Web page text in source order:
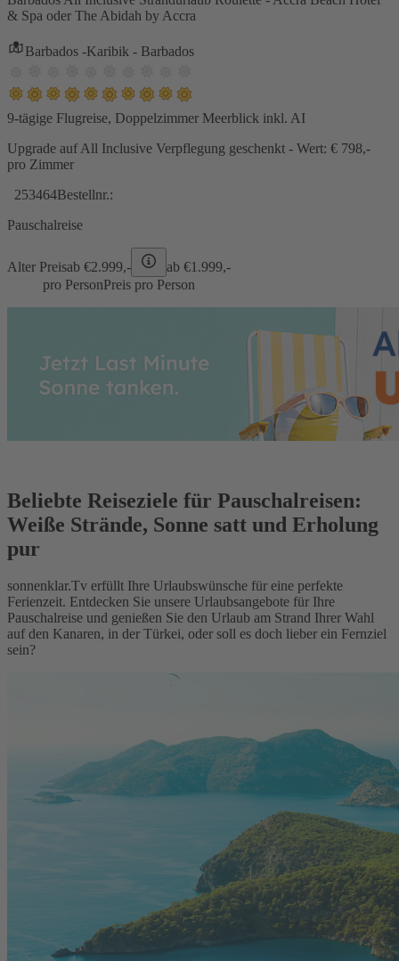
& Spa oder The Abidah by Accra
Barbados -Karibik - Barbados
9-tägige Flugreise, Doppelzimmer Meerblick inkl. AI
Upgrade auf All Inclusive Verpflegung geschenkt - Wert: € 798,-
pro Zimmer
253464Bestellnr.:
Pauschalreise
Alter Preisab €2.999,- ab €1.999,-
pro PersonPreis pro Person
Beliebte Reiseziele für Pauschalreisen:
Weiße Strände, Sonne satt und Erholung
pur
sonnenklar.Tv erfüllt Ihre Urlaubswünsche für eine perfekte
Ferienzeit. Entdecken Sie unsere Urlaubsangebote für Ihre
Pauschalreise und genießen Sie den Urlaub am Strand Ihrer Wahl
auf den Kanaren, in der Türkei, oder soll es doch lieber ein Fernziel
sein?